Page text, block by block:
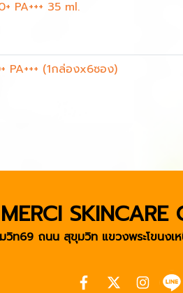
PA+++ 35 ml.
(1กล่องx6ซอง)
MERCI SKINCARE
ท69 ถนน สุขุมวิท แขวงพระโขนงเ